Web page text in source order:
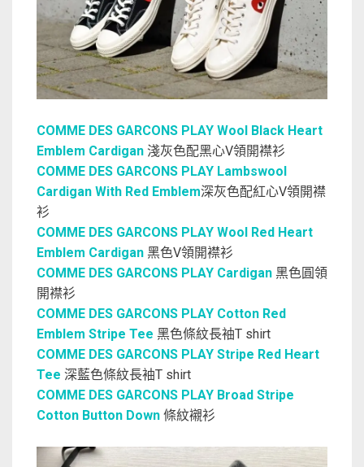
COMME DES GARCONS PLAY Wool Black Heart
Emblem Cardigan 淺灰色配黑心V領開襟衫
COMME DES GARCONS PLAY Lambswool
Cardigan With Red Emblem深灰色配紅心V領開襟
衫
COMME DES GARCONS PLAY Wool Red Heart
Emblem Cardigan 黑色V領開襟衫
COMME DES GARCONS PLAY Cardigan 黑色圓領
開襟衫
COMME DES GARCONS PLAY Cotton Red
Emblem Stripe Tee 黑色條紋長袖T shirt
COMME DES GARCONS PLAY Stripe Red Heart
Tee 深藍色條紋長袖T shirt
COMME DES GARCONS PLAY Broad Stripe
Cotton Button Down 條紋襯衫